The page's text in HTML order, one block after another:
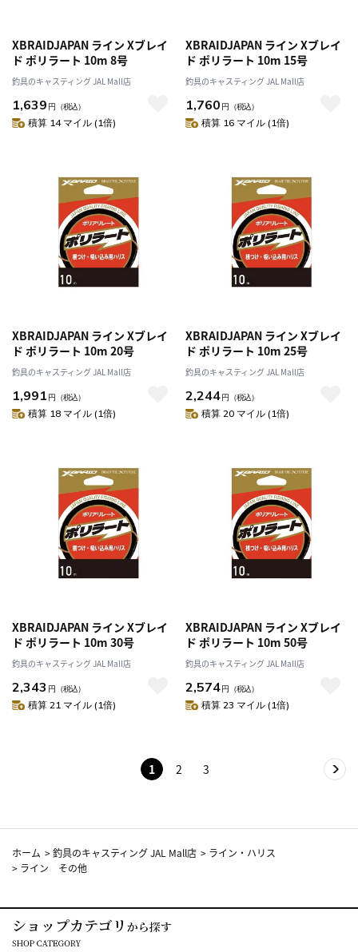
XBRAIDJAPAN ライン Xブレイ
ド ポリラート 10m 8号
釣具のキャスティング JAL Mall店
1,639 円 （税込）
積算 14 マイル (1倍)
XBRAIDJAPAN ライン Xブレイ
ド ポリラート 10m 15号
釣具のキャスティング JAL Mall店
1,760 円 （税込）
積算 16 マイル (1倍)
XBRAIDJAPAN ライン Xブレイ
ド ポリラート 10m 20号
釣具のキャスティング JAL Mall店
1,991 円 （税込）
積算 18 マイル (1倍)
XBRAIDJAPAN ライン Xブレイ
ド ポリラート 10m 25号
釣具のキャスティング JAL Mall店
2,244円 （税込）
積算 20 マイル (1倍)
XBRAIDJAPAN ライン Xブレイ
ド ポリラート 10m 30号
釣具のキャスティング JAL Mall店
2,343 円 （税込）
積算 21 マイル (1倍)
XBRAIDJAPAN ライン Xブレイ
ド ポリラート 10m 50号
釣具のキャスティング JAL Mall店
2,574円 （税込）
積算 23 マイル (1倍)
1 2 3
ホーム >釣具のキャスティング JAL Mall店 > ライン・ハリス
> ライン その他